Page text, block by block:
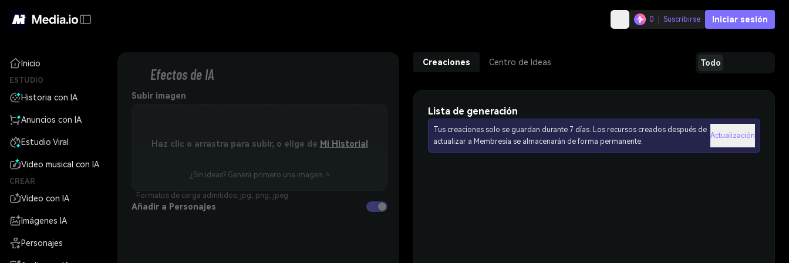
0 Suscribirse Iniciar sesión
Inicio
ESTUDIO
Historia con IA
Anuncios con IA
Estudio Viral
Video musical con IA
CREAR
Video con IA
Imágenes IA
Personajes
Efectos de IA
Subir imagen
Haz clic o arrastra para subir, o elige de Mi Historial
¿Sin ideas? Genera primero una imagen. >
Formatos de carga admitidos: jpg, png, jpeg.
Añadir a Personajes
Creaciones Centro de Ideas Todo
Lista de generación
Tus creaciones solo se guardan durante 7 días. Los recursos creados después de
actualizar a Membresía se almacenarán de forma permanente.
Actualización